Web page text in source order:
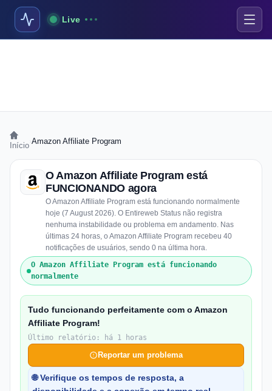
Live
Início Amazon Affiliate Program
O Amazon Affiliate Program está
FUNCIONANDO agora
O Amazon Affiliate Program está funcionando normalmente
hoje (7 August 2026). O Entireweb Status não registra
nenhuma instabilidade ou problema em andamento. Nas
últimas 24 horas, o Amazon Affiliate Program recebeu 40
notificações de usuários, sendo 0 na última hora.
O Amazon Affiliate Program está funcionando
normalmente
Tudo funcionando perfeitamente com o Amazon
Affiliate Program!
Último relatório: há 1 horas
Reportar um problema
🌐 Verifique os tempos de resposta, a